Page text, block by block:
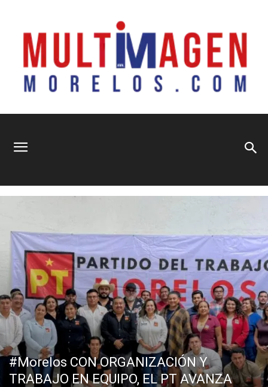
Morelos
#Morelos CON ORGANIZACIÓN Y
TRABAJO EN EQUIPO, EL PT AVANZA